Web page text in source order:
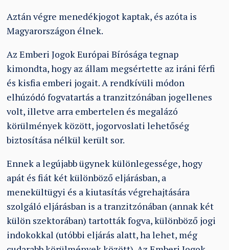
Aztán végre menedékjogot kaptak, és azóta is
Magyarországon élnek.
Az Emberi Jogok Európai Bírósága tegnap
kimondta, hogy az állam megsértette az iráni férfi
és kisfia emberi jogait. A rendkívüli módon
elhúzódó fogvatartás a tranzitzónában jogellenes
volt, illetve arra embertelen és megalázó
körülmények között, jogorvoslati lehetőség
biztosítása nélkül került sor.
Ennek a legújabb ügynek különlegessége, hogy
apát és fiát két különböző eljárásban, a
menekültügyi és a kiutasítás végrehajtására
szolgáló eljárásban is a tranzitzónában (annak két
külön szektorában) tartották fogva, különböző jogi
indokokkal (utóbbi eljárás alatt, ha lehet, még